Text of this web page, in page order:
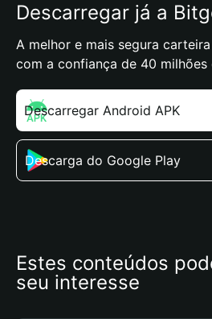
Descarregar já a
A melhor e mais segura
com a confiança de 40
Descarregar Android APK
Descarga do Google Play
Estes conteúdos
seu interesse